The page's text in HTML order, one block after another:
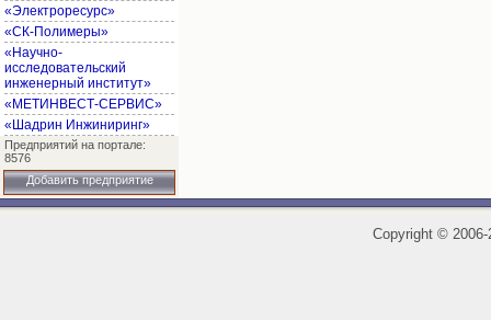
«Электроресурс»
«СК-Полимеры»
«Научно-
исследовательский
инженерный институт»
«МЕТИНВЕСТ-СЕРВИС»
«Шадрин Инжиниринг»
Предприятий на портале:
8576
Добавить предприятие
Copyright ©